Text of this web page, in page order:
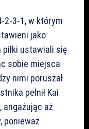
2-3-1, w którym
jako
ustawiali się
sobie miejsca
nimi poruszał
pełnił Kai
angażując aż
ponieważ